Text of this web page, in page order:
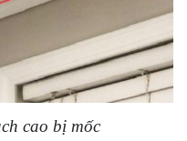
cao bị mốc